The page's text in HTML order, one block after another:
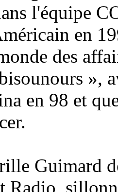
l'équipe
en
des
»,
en 98 et
Guimard
Radio,